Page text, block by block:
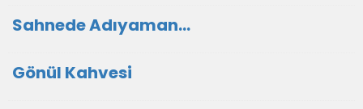
Sahnede Adıyaman…
Gönül Kahvesi